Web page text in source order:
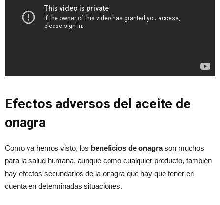
Efectos adversos del aceite de
onagra
Como ya hemos visto, los beneficios de onagrason muchos
para la salud humana, aunque como cualquier producto, también
hay efectos secundarios de la onagra que hay que tener en
cuenta en determinadas situaciones.